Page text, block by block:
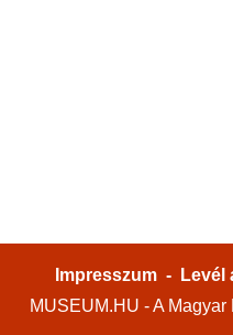
Impresszum -
Levél
MUSEUM.HU - A